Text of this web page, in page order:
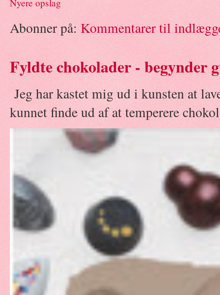
Nyere opslag
Abonner på: Kommentarer til
Fyldte chokolader - begynder
Jeg har kastet mig ud i kunsten at
kunnet finde ud af at temperere